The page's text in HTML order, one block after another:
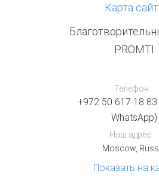
Телефон
+972 50 617 18
WhatsApp)
Наш адрес:
Moscow,
Показать на
Карта
PROMTI